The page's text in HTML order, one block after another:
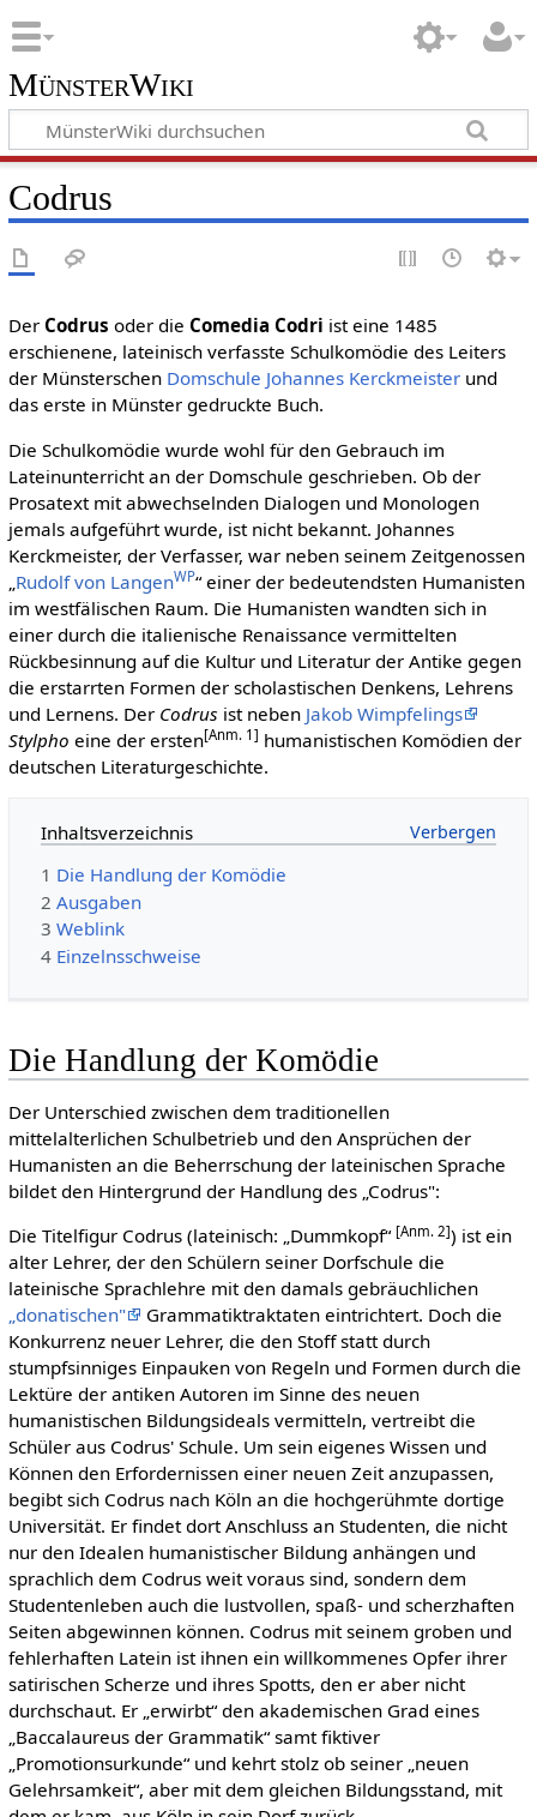
MünsterWiki
Codrus
Der Codrus oder die Comedia Codri ist eine 1485
erschienene, lateinisch verfasste Schulkomödie des Leiters
der Münsterschen Domschule Johannes Kerckmeisterund
das erste in Münster gedruckte Buch.
Die Schulkomödie wurde wohl für den Gebrauch im
Lateinunterricht an der Domschule geschrieben. Ob der
Prosatext mit abwechselnden Dialogen und Monologen
jemals aufgeführt wurde, ist nicht bekannt. Johannes
Kerckmeister, der Verfasser, war neben seinem Zeitgenossen
Rudolf von LangenWP“ einer der bedeutendsten Humanisten
im westfälischen Raum. Die Humanisten wandten sich in
einer durch die italienische Renaissance vermittelten
Rückbesinnung auf die Kultur und Literatur der Antike gegen
die erstarrten Formen der scholastischen Denkens, Lehrens
und Lernens. Der Codrus ist neben Jakob Wimpfelings
Stylpho eine der ersten[Anm. 1] humanistischen Komödien der
deutschen Literaturgeschichte.
Inhaltsverzeichnis
1 Die Handlung der Komödie
2 Ausgaben
3 Weblink
4 Einzelnsschweise
Die Handlung der Komödie
Der Unterschied zwischen dem traditionellen
mittelalterlichen Schulbetrieb und den Ansprüchen der
Humanisten an die Beherrschung der lateinischen Sprache
bildet den Hintergrund der Handlung des „Codrus":
Die Titelfigur Codrus (lateinisch: „Dummkopf“ [Anm. 2]) ist ein
alter Lehrer, der den Schülern seiner Dorfschule die
lateinische Sprachlehre mit den damals gebräuchlichen
„donatischen"
Grammatiktraktaten eintrichtert. Doch die
Konkurrenz neuer Lehrer, die den Stoff statt durch
stumpfsinniges Einpauken von Regeln und Formen durch die
Lektüre der antiken Autoren im Sinne des neuen
humanistischen Bildungsideals vermitteln, vertreibt die
Schüler aus Codrus' Schule. Um sein eigenes Wissen und
Können den Erfordernissen einer neuen Zeit anzupassen,
begibt sich Codrus nach Köln an die hochgerühmte dortige
Universität. Er findet dort Anschluss an Studenten, die nicht
nur den Idealen humanistischer Bildung anhängen und
sprachlich dem Codrus weit voraus sind, sondern dem
Studentenleben auch die lustvollen, spaß- und scherzhaften
Seiten abgewinnen können. Codrus mit seinem groben und
fehlerhaften Latein ist ihnen ein willkommenes Opfer ihrer
satirischen Scherze und ihres Spotts, den er aber nicht
durchschaut. Er „erwirbt“ den akademischen Grad eines
„Baccalaureus der Grammatik“ samt fiktiver
„Promotionsurkunde“ und kehrt stolz ob seiner „neuen
Gelehrsamkeit“, aber mit dem gleichen Bildungsstand, mit